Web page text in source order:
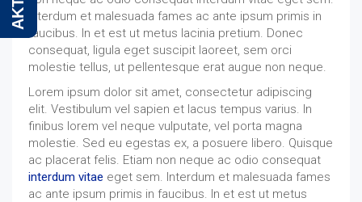
Interdum et malesuada fames ac ante ipsum primis in
faucibus. In et est ut metus lacinia pretium. Donec
consequat, ligula eget suscipit laoreet, sem orci
molestie tellus, ut pellentesque erat augue non neque.
Lorem ipsum dolor sit amet, consectetur adipiscing
elit. Vestibulum vel sapien et lacus tempus varius. In
finibus lorem vel neque vulputate, vel porta magna
molestie. Sed eu egestas ex, a posuere libero. Quisque
ac placerat felis. Etiam non neque ac odio consequat
interdum vitae eget sem. Interdum et malesuada fames
ac ante ipsum primis in faucibus. In et est ut metus